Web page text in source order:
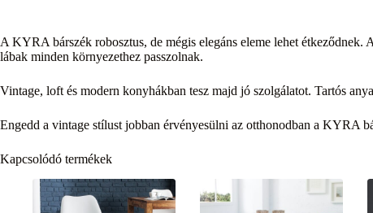
A KYRA bárszék robosztus, de mégis elegáns eleme lehet étkeződnek.
lábak minden környezethez passzolnak.
Vintage, loft és modern konyhákban tesz majd jó szolgálatot. Tartós
Engedd a vintage stílust jobban érvényesülni az otthonodban a KYRA
Kapcsolódó termékek